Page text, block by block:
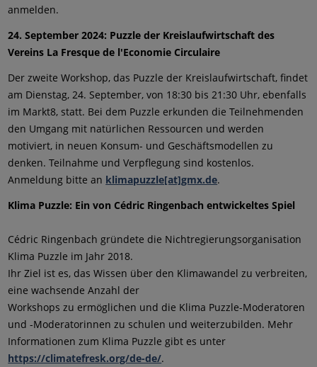
anmelden.
24. September 2024: Puzzle der Kreislaufwirtschaft des
Vereins La Fresque de l'Economie Circulaire
Der zweite Workshop, das Puzzle der Kreislaufwirtschaft, findet
am Dienstag, 24. September, von 18:30 bis 21:30 Uhr, ebenfalls
im Markt8, statt. Bei dem Puzzle erkunden die Teilnehmenden
den Umgang mit natürlichen Ressourcen und werden
motiviert, in neuen Konsum- und Geschäftsmodellen zu
denken. Teilnahme und Verpflegung sind kostenlos.
Anmeldung bitte an klimapuzzle[at]gmx.de.
Klima Puzzle: Ein von Cédric Ringenbach entwickeltes Spiel
Cédric Ringenbach gründete die Nichtregierungsorganisation
Klima Puzzle im Jahr 2018.
Ihr Ziel ist es, das Wissen über den Klimawandel zu verbreiten,
eine wachsende Anzahl der
Workshops zu ermöglichen und die Klima Puzzle-Moderatoren
und -Moderatorinnen zu schulen und weiterzubilden. Mehr
Informationen zum Klima Puzzle gibt es unter
https://climatefresk.org/de-de/.